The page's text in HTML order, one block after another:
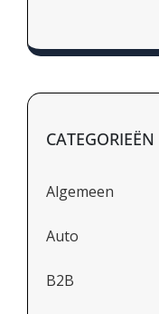
CATEGORIEËN
Algemeen
Auto
B2B